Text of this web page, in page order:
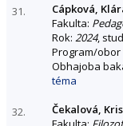
31.
Cápková,
Fakulta:
Rok: 2024,
Program/obor
Obhajoba
téma
32.
Čekalová,